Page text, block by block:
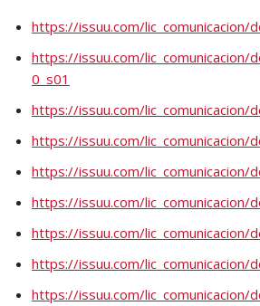
https://issuu.com/lic_comunicacion/
https://issuu.com/lic_comunicacion/
0_s01
https://issuu.com/lic_comunicacion/
https://issuu.com/lic_comunicacion/
https://issuu.com/lic_comunicacion/
https://issuu.com/lic_comunicacion/
https://issuu.com/lic_comunicacion/
https://issuu.com/lic_comunicacion/
https://issuu.com/lic_comunicacion/